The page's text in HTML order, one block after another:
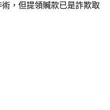
，但提領贓款已是詐欺取